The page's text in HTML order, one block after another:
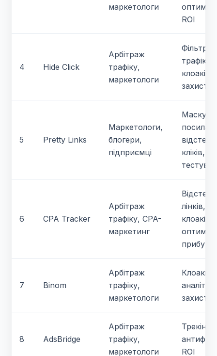
маркетологи
ROI
4 Hide Click
Арбітраж
трафіку,
маркетологи
трафіку,
клоакінг,
захист
5 Pretty Links
Маркетологи,
блогери,
підприємці
кліків,
6 CPA Tracker
Арбітраж
трафіку, CPA-
маркетинг
лінків,
клоакінг,
7 Binom
Арбітраж
трафіку,
маркетологи
Клоакінг,
захист
8 AdsBridge
Арбітраж
трафіку,
маркетологи
Трекінг,
ROI